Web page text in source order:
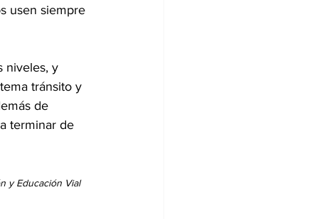
usen siempre
niveles, y
tránsito y
de
terminar de
y Educación Vial